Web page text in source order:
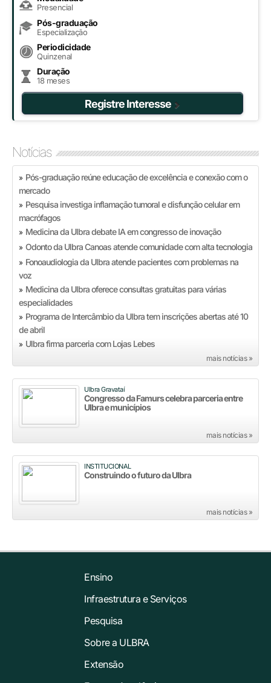
Presencial
Pós-graduação
Especialização
Periodicidade
Quinzenal
Duração
18 meses
Registre Interesse
Notícias
» Pós-graduação reúne educação de excelência e conexão com o
mercado
» Pesquisa investiga inflamação tumoral e disfunção celular em
macrófagos
» Medicina da Ulbra debate IA em congresso de inovação
» Odonto da Ulbra Canoas atende comunidade com alta tecnologia
» Fonoaudiologia da Ulbra atende pacientes com problemas na
voz
» Medicina da Ulbra oferece consultas gratuitas para várias
especialidades
» Programa de Intercâmbio da Ulbra tem inscrições abertas até 10
de abril
» Ulbra firma parceria com Lojas Lebes
mais notícias »
Ulbra Gravataí
Congresso da Famurs celebra parceria entre
Ulbra e municípios
mais notícias »
INSTITUCIONAL
Construindo o futuro da Ulbra
mais notícias »
Ensino
Infraestrutura e Serviços
Pesquisa
Sobre a ULBRA
Extensão